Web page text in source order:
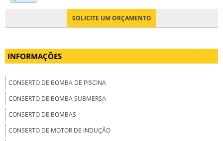
SOLICITE UM ORÇAMENTO
INFORMAÇÕES
CONSERTO DE BOMBA DE PISCINA
CONSERTO DE BOMBA SUBMERSA
CONSERTO DE BOMBAS
CONSERTO DE MOTOR DE INDUÇÃO